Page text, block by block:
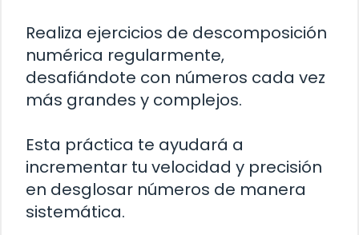
Realiza ejercicios de descomposición
numérica regularmente,
desafiándote con números cada vez
más grandes y complejos.
Esta práctica te ayudará a
incrementar tu velocidad y precisión
en desglosar números de manera
sistemática.